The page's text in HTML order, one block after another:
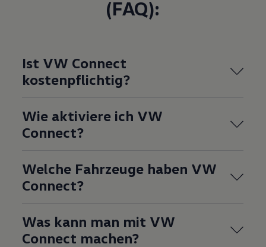
(FAQ):
Ist VW Connect
kostenpflichtig?
Wie aktiviere ich VW
Connect?
Welche Fahrzeuge haben VW
Connect?
Was kann man mit VW
Connect machen?